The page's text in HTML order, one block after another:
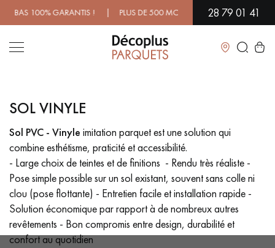
| PLUS DE 500 MODÈLES EN SHOWROOM | DISPONIBILITÉ
28 79 01 41
Fermer
LES RECHERCHES LES PLUS COURANTES
PARQUET MASSIF PARQUET CONTRECOLLÉ - FLOTTANT
SOL PLAQUÉ BOIS VERITABLES
PARQUETS À MOTIFS
TRADITIONNELS
PARQUET EN BOIS EXOTIQUE PARQUET VERNIS
SOL VINYLE
Sol PVC - Vinyle imitation parquet est une solution qui
combine esthétisme, praticité et accessibilité.
- Large choix de teintes et de finitions - Rendu très réaliste -
Pose simple possible sur un sol existant, souvent sans colle ni
clou (pose flottante) - Entretien facile et installation rapide -
Solution économique par rapport à de nombreux autres
revêtements - Bon compromis entre design, durabilité et
confort au quotidien